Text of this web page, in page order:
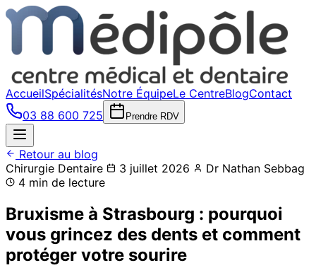
AccueilSpécialitésNotre ÉquipeLe CentreBlogContact
03 88 600 725
Prendre RDV
Retour au blog
Chirurgie Dentaire
3 juillet 2026
Dr Nathan Sebbag
4 min de lecture
Bruxisme à Strasbourg : pourquoi
vous grincez des dents et comment
protéger votre sourire